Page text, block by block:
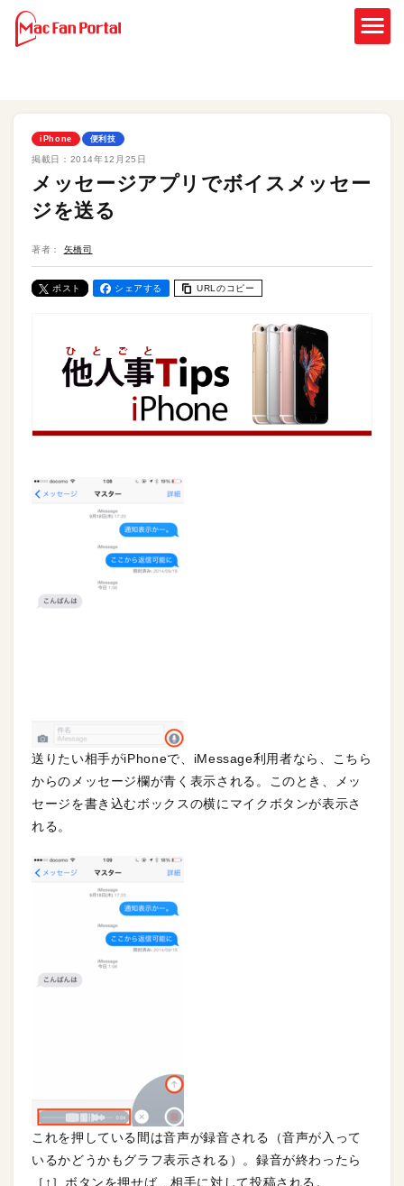
iPhone 便利技
掲載日： 2014年12月25日
メッセージアプリでボイスメッセー
ジを送る
著者： 矢橋司
ポスト シェアする URLのコピー
送りたい相手がiPhoneで、iMessage利用者なら、こちら
からのメッセージ欄が青く表示される。このとき、メッ
セージを書き込むボックスの横にマイクボタンが表示さ
れる。
これを押している間は音声が録音される（音声が入って
いるかどうかもグラフ表示される）。録音が終わったら
［↑］ボタンを押せば、相手に対して投稿される。